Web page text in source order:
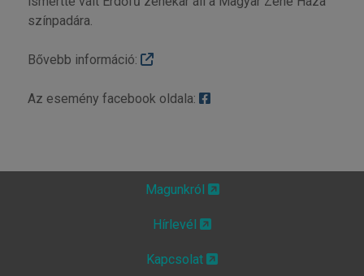
színpadára.
Bővebb információ:
Az esemény facebook oldala:
Magunkról
Hírlevél
Kapcsolat